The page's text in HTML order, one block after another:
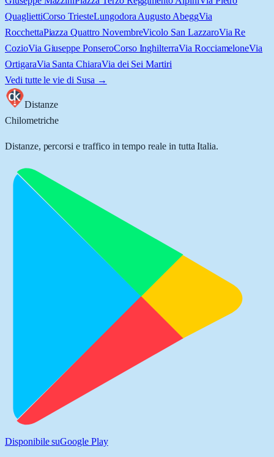
QuagliettiCorso TriesteLungodora Augusto AbeggVia
RocchettaPiazza Quattro NovembreVicolo San LazzaroVia Re
CozioVia Giuseppe PonseroCorso InghilterraVia RocciameloneVia
OrtigaraVia Santa ChiaraVia dei Sei Martiri
Vedi tutte le vie di Susa →
Distanze
Chilometriche
Distanze, percorsi e traffico in tempo reale in tutta Italia.
Disponibile suGoogle Play